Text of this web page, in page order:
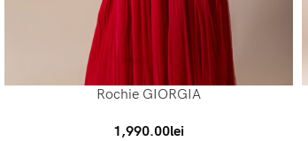
Rochie GIORGIA
1,990.00lei